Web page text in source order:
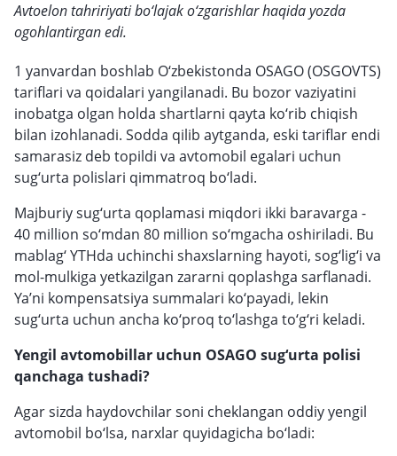
Avtoelon tahririyati bo‘lajak o‘zgarishlar haqida yozda
ogohlantirgan edi.
1 yanvardan boshlab O‘zbekistonda OSAGO (OSGOVTS)
tariflari va qoidalari yangilanadi. Bu bozor vaziyatini
inobatga olgan holda shartlarni qayta ko‘rib chiqish
bilan izohlanadi. Sodda qilib aytganda, eski tariflar endi
samarasiz deb topildi va avtomobil egalari uchun
sug‘urta polislari qimmatroq bo‘ladi.
Majburiy sug‘urta qoplamasi miqdori ikki baravarga -
40 million so‘mdan 80 million so‘mgacha oshiriladi. Bu
mablag‘ YTHda uchinchi shaxslarning hayoti, sog‘lig‘i va
mol-mulkiga yetkazilgan zararni qoplashga sarflanadi.
Ya’ni kompensatsiya summalari ko‘payadi, lekin
sug‘urta uchun ancha ko‘proq to‘lashga to‘g‘ri keladi.
Yengil avtomobillar uchun OSAGO sug‘urta polisi
qanchaga tushadi?
Agar sizda haydovchilar soni cheklangan oddiy yengil
avtomobil bo‘lsa, narxlar quyidagicha bo‘ladi: